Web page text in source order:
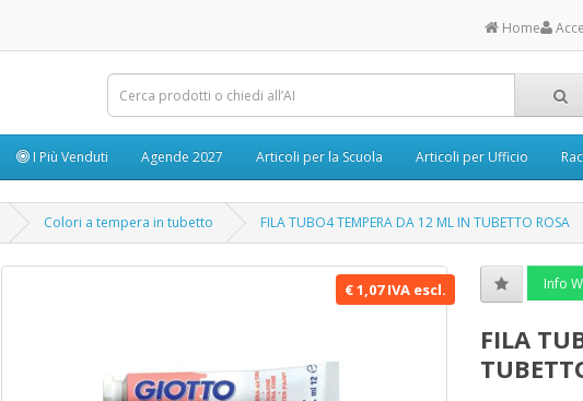
Home
I Più Venduti Agende 2027 Articoli per la Scuola Articoli per Ufficio
Colori a tempera in tubetto FILA TUBO4 TEMPERA DA 12 ML IN TUBETTO ROSA
€ 1,07 IVA escl. Info
FILA